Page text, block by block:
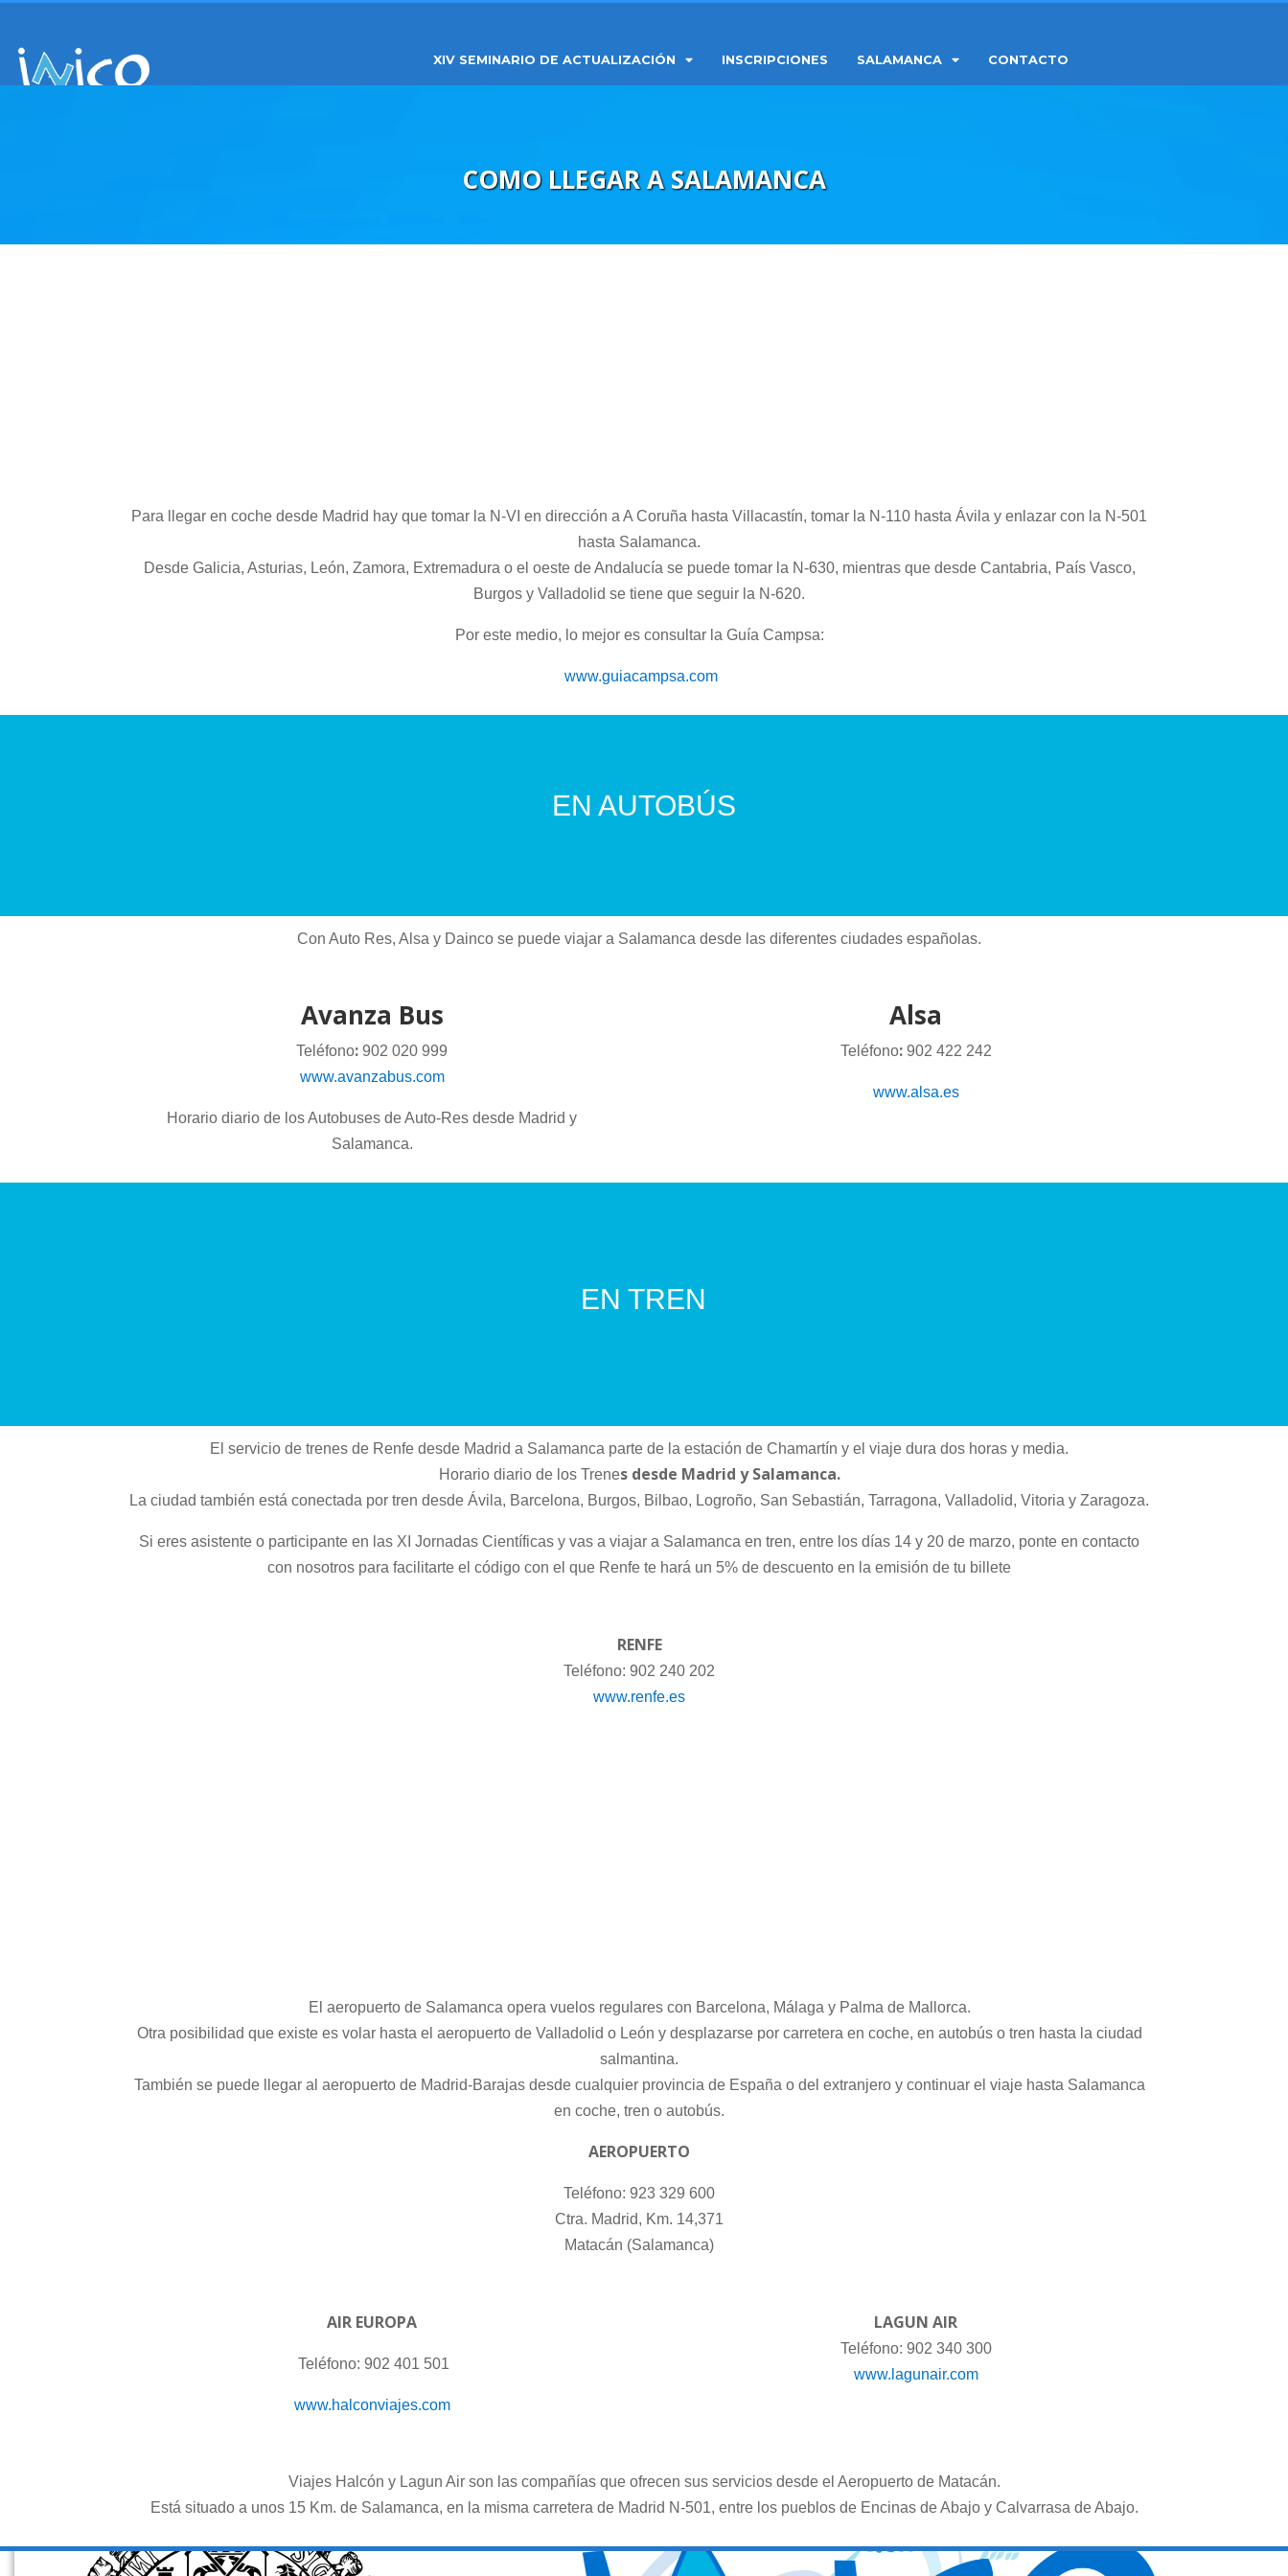
XIV SEMINARIO DE ACTUALIZACIÓN INSCRIPCIONES SALAMANCA CONTACTO
COMO LLEGAR A SALAMANCA
Para llegar en coche desde Madrid hay que tomar la N-VI en dirección a A Coruña hasta Villacastín, tomar la N-110 hasta Ávila y enlazar con la N-501
hasta Salamanca.
Desde Galicia, Asturias, León, Zamora, Extremadura o el oeste de Andalucía se puede tomar la N-630, mientras que desde Cantabria, País Vasco,
Burgos y Valladolid se tiene que seguir la N-620.
Por este medio, lo mejor es consultar la Guía Campsa:
www.guiacampsa.com
EN AUTOBÚS
Con Auto Res, Alsa y Dainco se puede viajar a Salamanca desde las diferentes ciudades españolas.
Avanza Bus
Teléfono:902 020 999
www.avanzabus.com
Horario diario de los Autobuses de Auto-Res desde Madrid y
Salamanca.
Alsa
Teléfono: 902 422 242
www.alsa.es
EN TREN
El servicio de trenes de Renfe desde Madrid a Salamanca parte de la estación de Chamartín y el viaje dura dos horas y media.
Horario diario de los Trenes desde Madrid y Salamanca.
La ciudad también está conectada por tren desde Ávila, Barcelona, Burgos, Bilbao, Logroño, San Sebastián, Tarragona, Valladolid, Vitoria y Zaragoza.
Si eres asistente o participante en las XI Jornadas Científicas y vas a viajar a Salamanca en tren, entre los días 14 y 20 de marzo, ponte en contacto
con nosotros para facilitarte el código con el que Renfe te hará un 5% de descuento en la emisión de tu billete
RENFE
Teléfono: 902 240 202
www.renfe.es
El aeropuerto de Salamanca opera vuelos regulares con Barcelona, Málaga y Palma de Mallorca.
Otra posibilidad que existe es volar hasta el aeropuerto de Valladolid o León y desplazarse por carretera en coche, en autobús o tren hasta la ciudad
salmantina.
También se puede llegar al aeropuerto de Madrid-Barajas desde cualquier provincia de España o del extranjero y continuar el viaje hasta Salamanca
en coche, tren o autobús.
AEROPUERTO
Teléfono: 923 329 600
Ctra. Madrid, Km. 14,371
Matacán (Salamanca)
AIR EUROPA
Teléfono: 902 401 501
www.halconviajes.com
LAGUN AIR
Teléfono: 902 340 300
www.lagunair.com
Viajes Halcón y Lagun Air son las compañías que ofrecen sus servicios desde el Aeropuerto de Matacán.
Está situado a unos 15 Km. de Salamanca, en la misma carretera de Madrid N-501, entre los pueblos de Encinas de Abajo y Calvarrasa de Abajo.